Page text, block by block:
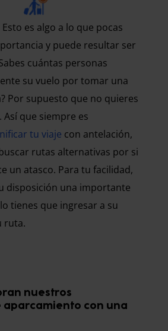
Esto es algo a lo que pocas
y puede resultar ser
cuántas personas
su vuelo por tomar una
Por supuesto que no quieres
Así que siempre es
tu viaje con antelación,
rutas alternativas por si
un atasco. Para tu facilidad,
disposición una importante
tienes que ingresar a su
ruta.
nuestros
aparcamiento con una